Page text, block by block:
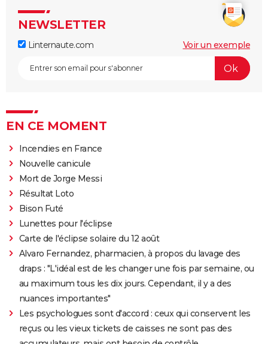
NEWSLETTER
Linternaute.com Voir un exemple
EN CE MOMENT
Incendies en France
Nouvelle canicule
Mort de Jorge Messi
Résultat Loto
Bison Futé
Lunettes pour l'éclipse
Carte de l'éclipse solaire du 12 août
Alvaro Fernandez, pharmacien, à propos du lavage des
draps : "L'idéal est de les changer une fois par semaine, ou
au maximum tous les dix jours. Cependant, il y a des
nuances importantes"
Les psychologues sont d'accord : ceux qui conservent les
reçus ou les vieux tickets de caisses ne sont pas des